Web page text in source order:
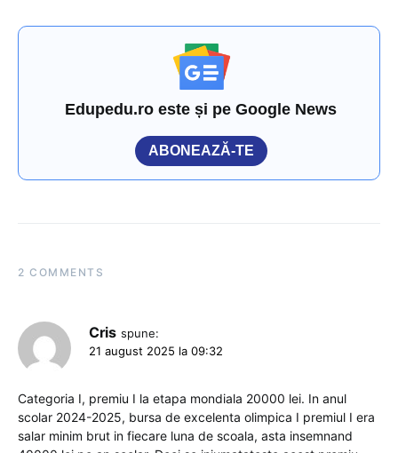
Edupedu.ro este și pe Google News
ABONEAZĂ-TE
2 COMMENTS
Cris spune:
21 august 2025 la 09:32
Categoria I, premiu I la etapa mondiala 20000 lei. In anul
scolar 2024-2025, bursa de excelenta olimpica I premiul I era
salar minim brut in fiecare luna de scoala, asta insemnand